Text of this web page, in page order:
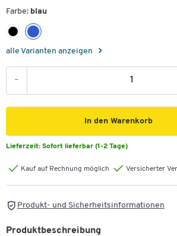
Farbe: blau
alle Varianten anzeigen
-
In den Warenkorb
Lieferzeit: Sofort lieferbar (1-2 Tage)
Kauf auf Rechnung möglich Versicherter
Produkt- und Sicherheitsinformationen
Produktbeschreibung